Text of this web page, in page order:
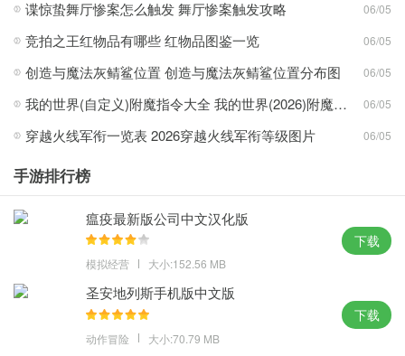
3、汇聚最新资讯和活动信息，多种功能一键签到，清楚了解所有游
戏的情况
特色：
1、无需登录游戏客户端，输入帐号密码登陆即可，解放你的双手轻
轻松松一键搞定
2、更快了解全方位的游戏动态，及时收到相应的CF礼品，道具一
键领取到仓简单又方便
3、最新CF活动道具一键领取到仓库简单又方便，也可一键参与最
新CF活动
4、界面非常简单但有许多内置的好处，易于使用的游戏AIDS适合很
谍惊蛰舞厅惨案怎么触发 舞厅惨案触发攻略 06/05
竞拍之王红物品有哪些 红物品图鉴一览 06/05
创造与魔法灰鲭鲨位置 创造与魔法灰鲭鲨位置分布图 06/05
我的世界(自定义)附魔指令大全 我的世界(2026)附魔指令代码大全 06/05
穿越火线军衔一览表 2026穿越火线军衔等级图片 06/05
手游排行榜
瘟疫最新版公司中文汉化版
模拟经营 大小:152.56 MB
下载
圣安地列斯手机版中文版
动作冒险 大小:70.79 MB
下载